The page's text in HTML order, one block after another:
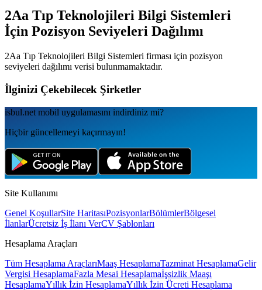
2Aa Tıp Teknolojileri Bilgi Sistemleri
İçin Pozisyon Seviyeleri Dağılımı
2Aa Tıp Teknolojileri Bilgi Sistemleri firması için pozisyon
seviyeleri dağılımı verisi bulunmamaktadır.
İlginizi Çekebilecek Şirketler
isbul.net mobil uygulamаsını indirdiniz mi?
Hiçbir güncellemeyi kaçırmayın!
Site Kullanımı
Genel KoşullarSite HaritasıPozisyonlarBölümlerBölgesel
İlanlarÜcretsiz İş İlanı VerCV Şablonları
Hesaplama Araçları
Tüm Hesaplama AraçlarıMaaş HesaplamaTazminat HesaplamaGelir
Vergisi HesaplamaFazla Mesai Hesaplamaİşsizlik Maaşı
HesaplamaYıllık İzin HesaplamaYıllık İzin Ücreti Hesaplama